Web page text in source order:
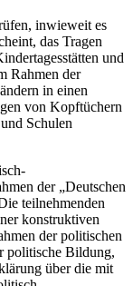
inwieweit es
das Tragen
und
Rahmen der
in einen
von Kopftüchern
Schulen
der „Deutschen
teilnehmenden
konstruktiven
der politischen
politische Bildung,
über die mit